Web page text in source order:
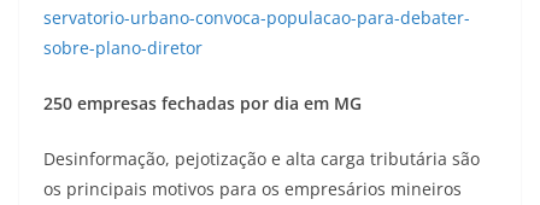
servatorio-urbano-convoca-populacao-para-debater-
sobre-plano-diretor
250 empresas fechadas por dia em MG
Desinformação, pejotização e alta carga tributária são
os principais motivos para os empresários mineiros